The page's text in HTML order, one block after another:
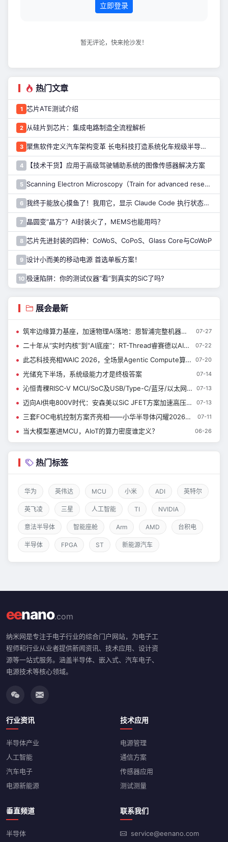
立即登录
暂无评论，快来抢沙发！
热门文章
1 芯片ATE测试介绍
2 从硅片到芯片：集成电路制造全流程解析
3 聚焦软件定义汽车架构变革 长电科技打造系统化车规级半导体封测能力
4 【技术干货】应用于高级驾驶辅助系统的图像传感器解决方案
5 Scanning Electron Microscopy（Train for advanced research）扫描电子显微镜介绍（二）
6 我终于能放心摸鱼了！我用它，显示 Claude Code 执行状态……
7 晶圆变“晶方”？AI封装火了，MEMS也能用吗？
8 芯片先进封装的四种：CoWoS、CoPoS、Glass Core与CoWoP
9 设计小而美的移动电源 首选单板方案！
10 极速陷阱：你的测试仪器“看”到真实的SiC了吗?
展会最新
筑牢边缘算力基座，加速物理AI落地：恩智浦完整机器人技术生态，来了解一下~ 07-27
二十年从“实时内核”到“AI底座”：RT-Thread睿赛德以AIOS亮相WAIC 定义端侧智能新范式|新闻速递 07-22
此芯科技亮相WAIC 2026，全场景Agentic Compute算力矩阵首秀上海 07-20
光储充下半场，系统级能力才是终极答案 07-14
沁恒青稞RISC-V MCU/SoC及USB/Type-C/蓝牙/以太网接口芯片亮相慕展 07-13
迈向AI供电800V时代：安森美以SiC JFET方案加速高压电源转换升级 07-13
三套FOC电机控制方案齐亮相——小华半导体闪耀2026慕尼黑上海电子展 07-11
当大模型塞进MCU，AIoT的算力密度谁定义？ 06-26
热门标签
华为 英伟达 MCU 小米 ADI 英特尔
英飞凌 三星 人工智能 TI NVIDIA
意法半导体 智能座舱 Arm AMD 台积电
半导体 FPGA ST 新能源汽车
eenano.com
纳米网是专注于电子行业的综合门户网站，为电子工
程师和行业从业者提供新闻资讯、技术应用、设计资
源等一站式服务。涵盖半导体、嵌入式、汽车电子、
电源技术等核心领域。
行业资讯
半导体产业
人工智能
汽车电子
电源新能源
技术应用
电源管理
通信方案
传感器应用
测试测量
垂直频道
半导体
联系我们
service@eenano.com